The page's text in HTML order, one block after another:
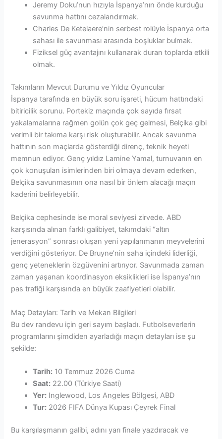
Jeremy Doku’nun hızıyla İspanya’nın önde kurduğu
savunma hattını cezalandırmak.
Charles De Ketelaere’nin serbest rolüyle İspanya orta
sahası ile savunması arasında boşluklar bulmak.
Fiziksel güç avantajını kullanarak duran toplarda etkili
olmak.
Takımların Mevcut Durumu ve Yıldız Oyuncular
İspanya tarafında en büyük soru işareti, hücum hattındaki
bitiricilik sorunu. Portekiz maçında çok sayıda fırsat
yakalamalarına rağmen golün çok geç gelmesi, Belçika gibi
verimli bir takıma karşı risk oluşturabilir. Ancak savunma
hattının son maçlarda gösterdiği direnç, teknik heyeti
memnun ediyor. Genç yıldız Lamine Yamal, turnuvanın en
çok konuşulan isimlerinden biri olmaya devam ederken,
Belçika savunmasının ona nasıl bir önlem alacağı maçın
kaderini belirleyebilir.
Belçika cephesinde ise moral seviyesi zirvede. ABD
karşısında alınan farklı galibiyet, takımdaki “altın
jenerasyon” sonrası oluşan yeni yapılanmanın meyvelerini
verdiğini gösteriyor. De Bruyne’nin saha içindeki liderliği,
genç yeteneklerin özgüvenini artırıyor. Savunmada zaman
zaman yaşanan koordinasyon eksiklikleri ise İspanya’nın
pas trafiği karşısında en büyük zaafiyetleri olabilir.
Maç Detayları: Tarih ve Mekan Bilgileri
Bu dev randevu için geri sayım başladı. Futbolseverlerin
programlarını şimdiden ayarladığı maçın detayları ise şu
şekilde:
Tarih: 10 Temmuz 2026 Cuma
Saat: 22.00 (Türkiye Saati)
Yer: Inglewood, Los Angeles Bölgesi, ABD
Tur: 2026 FIFA Dünya Kupası Çeyrek Final
Bu karşılaşmanın galibi, adını yarı finale yazdıracak ve